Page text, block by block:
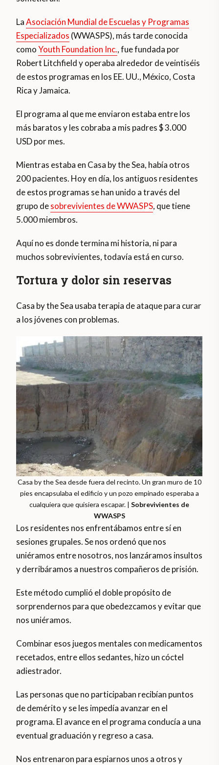
LaAsociación Mundial de Escuelas y Programas
Especializados (WWASPS), más tarde conocida
comoYouth Foundation Inc., fue fundada por
Robert Litchfield y operaba alrededor de veintiséis
de estos programas en los EE. UU., México, Costa
Rica y Jamaica.
El programa al que me enviaron estaba entre los
más baratos y les cobraba a mis padres $ 3.000
USD por mes.
Mientras estaba en Casa by the Sea, había otros
200 pacientes. Hoy en día, los antiguos residentes
de estos programas se han unido a través del
grupo desobrevivientes de WWASPS, que tiene
5.000 miembros.
Aquí no es donde termina mi historia, ni para
muchos sobrevivientes, todavía está en curso.
Tortura y dolor sin reservas
Casa by the Sea usaba terapia de ataque para curar
a los jóvenes con problemas.
Casa by the Sea desde fuera del recinto. Un gran muro de 10
pies encapsulaba el edificio y un pozo empinado esperaba a
cualquiera que quisiera escapar. | Sobrevivientes de
WWASPS
Los residentes nos enfrentábamos entre sí en
sesiones grupales. Se nos ordenó que nos
uniéramos entre nosotros, nos lanzáramos insultos
y derribáramos a nuestros compañeros de prisión.
Este método cumplió el doble propósito de
sorprendernos para que obedezcamos y evitar que
nos uniéramos.
Combinar esos juegos mentales con medicamentos
recetados, entre ellos sedantes, hizo un cóctel
adiestrador.
Las personas que no participaban recibían puntos
de demérito y se les impedía avanzar en el
programa. El avance en el programa conducía a una
eventual graduación y regreso a casa.
Nos entrenaron para espiarnos unos a otros y